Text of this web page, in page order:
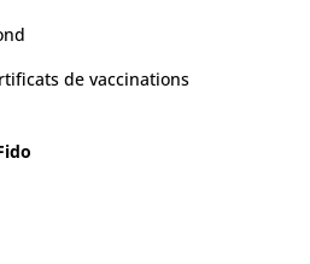
de vaccinations